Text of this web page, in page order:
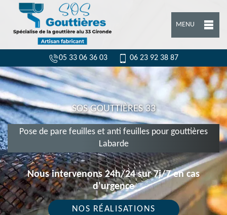
MENU
05 33 06 36 03 06 23 92 38 87
SOS GOUTTIÈRES 33
Pose de pare feuilles et anti feuilles pour gouttières
Labarde
Nous intervenons 24h/24 sur 7j/7 en cas
d'urgence
NOS RÉALISATIONS